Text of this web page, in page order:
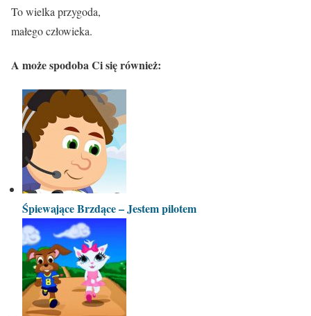
To wielka przygoda,
małego człowieka.
A może spodoba Ci się również:
Śpiewające Brzdące – Jestem pilotem